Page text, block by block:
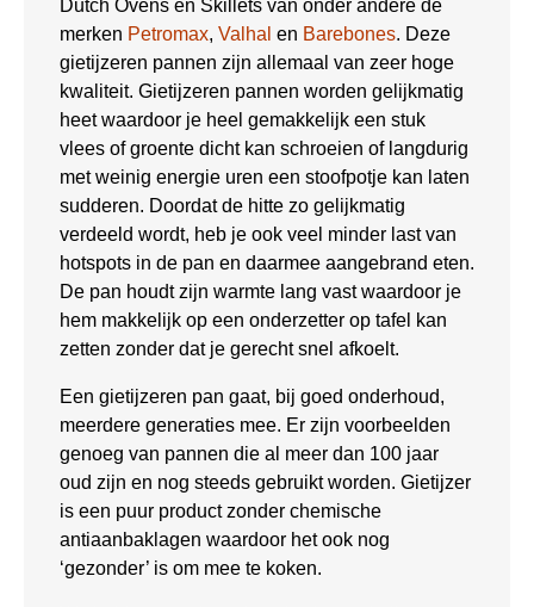
Dutch Ovens en Skillets van onder andere de
merken Petromax, Valhal en Barebones. Deze
gietijzeren pannen zijn allemaal van zeer hoge
kwaliteit. Gietijzeren pannen worden gelijkmatig
heet waardoor je heel gemakkelijk een stuk
vlees of groente dicht kan schroeien of langdurig
met weinig energie uren een stoofpotje kan laten
sudderen. Doordat de hitte zo gelijkmatig
verdeeld wordt, heb je ook veel minder last van
hotspots in de pan en daarmee aangebrand eten.
De pan houdt zijn warmte lang vast waardoor je
hem makkelijk op een onderzetter op tafel kan
zetten zonder dat je gerecht snel afkoelt.
Een gietijzeren pan gaat, bij goed onderhoud,
meerdere generaties mee. Er zijn voorbeelden
genoeg van pannen die al meer dan 100 jaar
oud zijn en nog steeds gebruikt worden. Gietijzer
is een puur product zonder chemische
antiaanbaklagen waardoor het ook nog
‘gezonder’ is om mee te koken.